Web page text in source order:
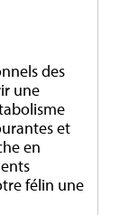
des
une
et
en
félin une